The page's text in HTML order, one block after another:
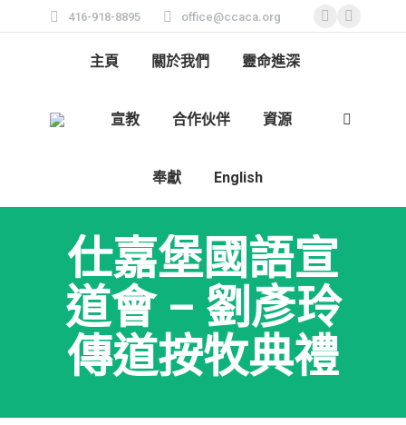
416-918-8895 office@ccaca.org
Facebook
newnew
主頁 關於我們 靈命進深
宣教 合作伙伴 資源
奉獻 English
Search:
仕嘉堡國語宣
道會 – 劉彥玲
傳道按牧典禮